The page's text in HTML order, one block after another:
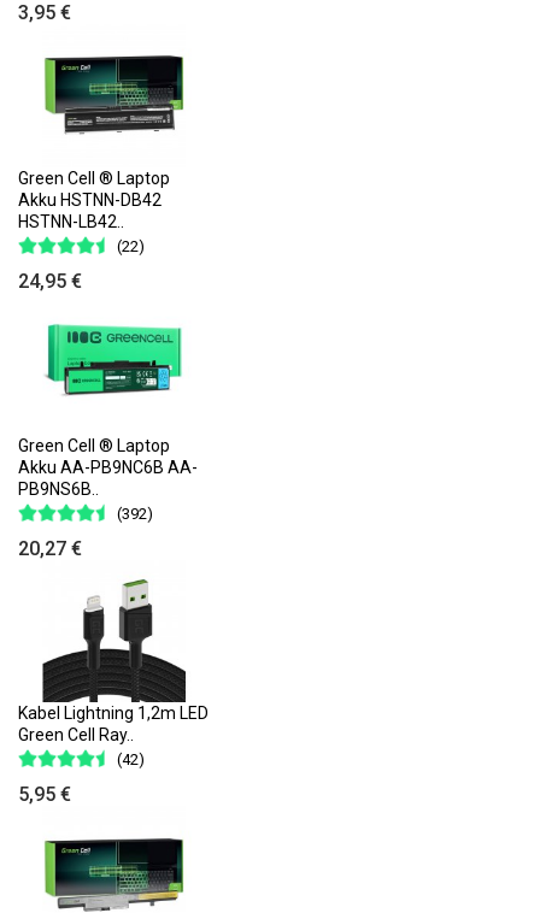
3,95 €
Green Cell ® Laptop
Akku HSTNN-DB42
HSTNN-LB42..
(22)
24,95 €
Green Cell ® Laptop
Akku AA-PB9NC6B AA-
PB9NS6B..
(392)
20,27 €
Kabel Lightning 1,2m LED
Green Cell Ray..
(42)
5,95 €